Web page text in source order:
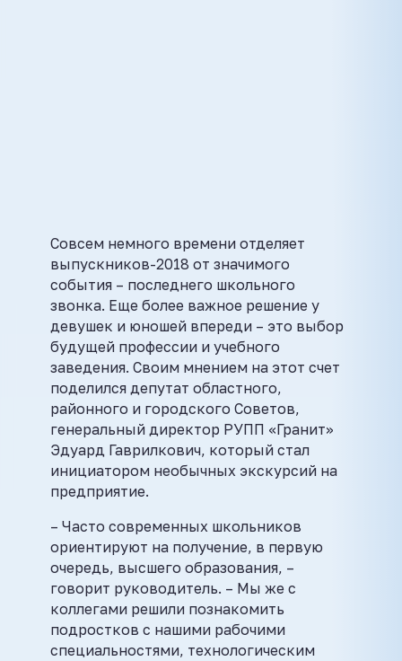
Совсем немного времени отделяет
выпускников-2018 от значимого
события – последнего школьного
звонка. Еще более важное решение у
девушек и юношей впереди – это выбор
будущей профессии и учебного
заведения. Своим мнением на этот счет
поделился депутат областного,
районного и городского Советов,
генеральный директор РУПП «Гранит»
Эдуард Гаврилкович, который стал
инициатором необычных экскурсий на
предприятие.
– Часто современных школьников
ориентируют на получение, в первую
очередь, высшего образования, –
говорит руководитель. – Мы же с
коллегами решили познакомить
подростков с нашими рабочими
специальностями, технологическим